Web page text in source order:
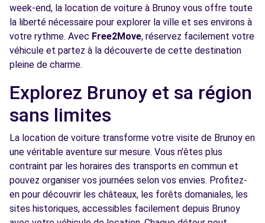
Voir l'agence
Free2Move Rent - GARAGE DES SPORTS -
VIRY-CHATILLON (C)
9.5
141 ROUTE NATIONALE 7
VIRY-CHATILLON, 91170
Voir l'agence
Free2move Rent - BERNIER JUVISY - JUVISY
SUR ORGE (P)
9.8
km
38 AVENUE DE LA COUR DE FRANCE
JUVISY SUR ORGE, FR-91, 91260
week-end, la location de voiture à Brunoy vous offre toute
la liberté nécessaire pour explorer la ville et ses environs à
votre rythme. Avec Free2Move, réservez facilement votre
véhicule et partez à la découverte de cette destination
pleine de charme.
Explorez Brunoy et sa région
sans limites
La location de voiture transforme votre visite de Brunoy en
une véritable aventure sur mesure. Vous n'êtes plus
contraint par les horaires des transports en commun et
pouvez organiser vos journées selon vos envies. Profitez-
en pour découvrir les châteaux, les forêts domaniales, les
sites historiques, accessibles facilement depuis Brunoy